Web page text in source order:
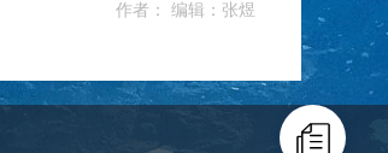
作者： 编辑：张煜